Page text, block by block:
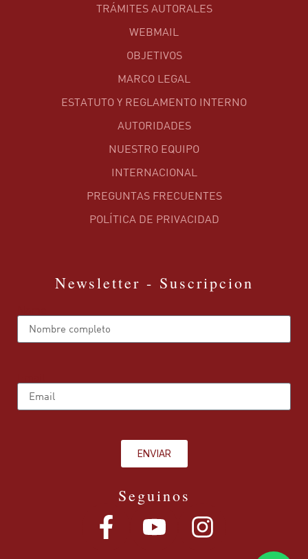
TRÁMITES AUTORALES
WEBMAIL
OBJETIVOS
MARCO LEGAL
ESTATUTO Y REGLAMENTO INTERNO
AUTORIDADES
NUESTRO EQUIPO
INTERNACIONAL
PREGUNTAS FRECUENTES
POLÍTICA DE PRIVACIDAD
Newsletter - Suscripcion
ENVIAR
Seguinos